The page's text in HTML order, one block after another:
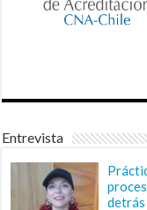
Entrevista